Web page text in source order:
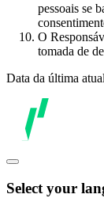
pessoais se
O
tomada de
Data da última
Select your